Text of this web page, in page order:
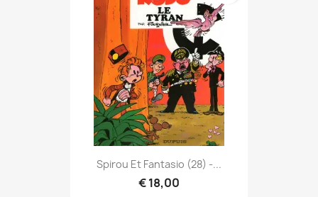
Spirou Et Fantasio (28) -...
€ 18,00